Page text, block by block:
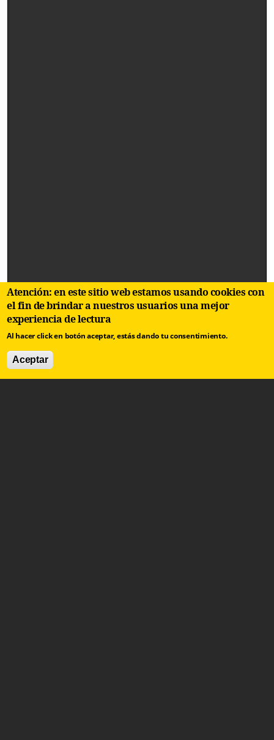
Atención: en este sitio web estamos usando cookies con
el fin de brindar a nuestros usuarios una mejor
experiencia de lectura
Al hacer click en botón aceptar, estás dando tu consentimiento.
Aceptar